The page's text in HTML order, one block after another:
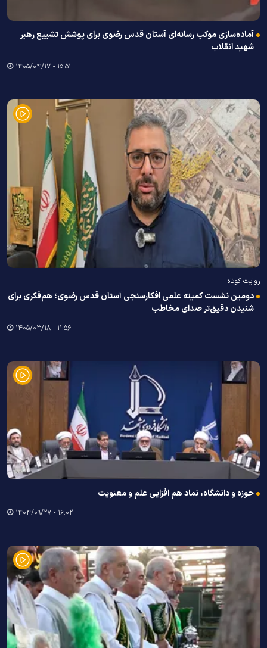
آماده‌سازی موکب رسانه‌ای آستان قدس رضوی برای پوشش تشییع رهبر
شهید انقلاب
۱۵:۵۱ - ۱۴۰۵/۰۴/۱۷
روایت کوتاه
دومین نشست کمیته علمی افکارسنجی آستان قدس رضوی؛ هم‌فکری برای
شنیدن دقیق‌تر صدای مخاطب
۱۱:۵۶ - ۱۴۰۵/۰۳/۱۸
حوزه و دانشگاه، نماد هم افزایی علم‌ و معنویت
۱۶:۰۲ - ۱۴۰۴/۰۹/۲۷